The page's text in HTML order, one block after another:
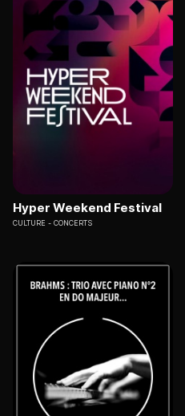
Hyper Weekend Festival
CULTURE CONCERTS